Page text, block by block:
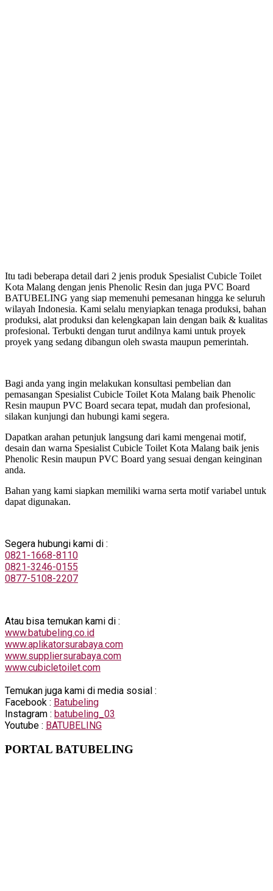
Itu tadi beberapa detail dari 2 jenis produk Spesialist Cubicle Toilet
Kota Malang dengan jenis Phenolic Resin dan juga PVC Board
BATUBELING yang siap memenuhi pemesanan hingga ke seluruh
wilayah Indonesia. Kami selalu menyiapkan tenaga produksi, bahan
produksi, alat produksi dan kelengkapan lain dengan baik & kualitas
profesional. Terbukti dengan turut andilnya kami untuk proyek
proyek yang sedang dibangun oleh swasta maupun pemerintah.
Bagi anda yang ingin melakukan konsultasi pembelian dan
pemasangan Spesialist Cubicle Toilet Kota Malang baik Phenolic
Resin maupun PVC Board secara tepat, mudah dan profesional,
silakan kunjungi dan hubungi kami segera.
Dapatkan arahan petunjuk langsung dari kami mengenai motif,
desain dan warna Spesialist Cubicle Toilet Kota Malang baik jenis
Phenolic Resin maupun PVC Board yang sesuai dengan keinginan
anda.
Bahan yang kami siapkan memiliki warna serta motif variabel untuk
dapat digunakan.
Segera hubungi kami di :
0821-1668-8110
0821-3246-0155
0877-5108-2207
Atau bisa temukan kami di :
www.batubeling.co.id
www.aplikatorsurabaya.com
www.suppliersurabaya.com
www.cubicletoilet.com
Temukan juga kami di media sosial :
Facebook : Batubeling
Instagram : batubeling_03
Youtube : BATUBELING
PORTAL BATUBELING